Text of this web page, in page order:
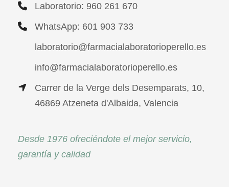
Laboratorio: 960 261 670
WhatsApp: 601 903 733
laboratorio@farmacialaboratorioperello.es
info@farmacialaboratorioperello.es
Carrer de la Verge dels Desemparats, 10,
46869 Atzeneta d'Albaida, Valencia
Desde 1976 ofreciéndote el mejor servicio,
garantía y calidad